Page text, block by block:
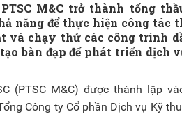
M&C trở thành tổng
năng để thực hiện công tác
và chạy thử các công trình
bàn đạp để phát triển dịch
(PTSC M&C) được thành lập
Công ty Cổ phần Dịch vụ Kỹ